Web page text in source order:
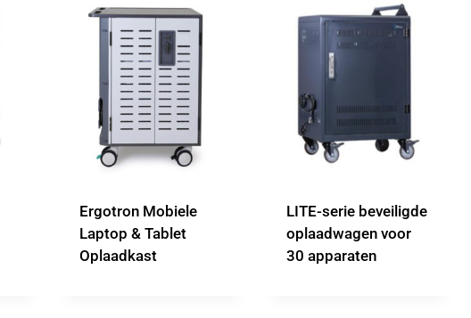
Ergotron Mobiele
Laptop & Tablet
Oplaadkast
LITE-serie beveiligde
oplaadwagen voor
30 apparaten